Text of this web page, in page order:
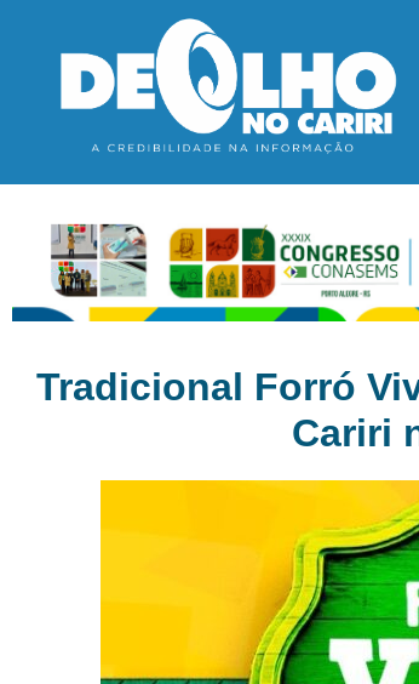
Tradicional Forró
Cariri